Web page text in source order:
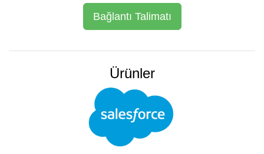
Bağlantı Talimatı
Ürünler